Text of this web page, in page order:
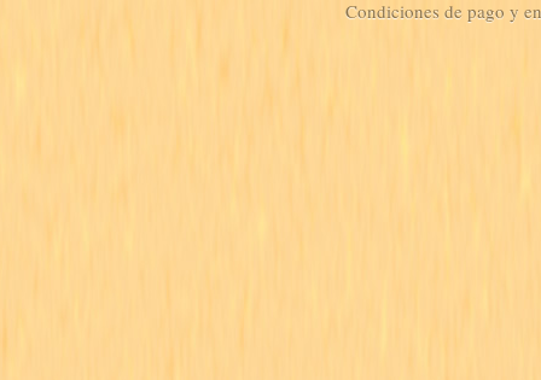
Condiciones de pago y